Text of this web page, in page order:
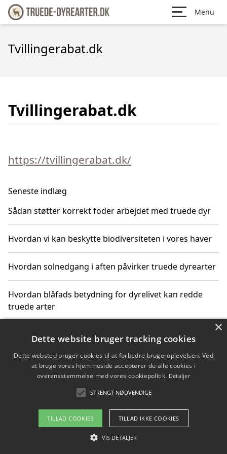
Menu
Tvillingerabat.dk
Tvillingerabat.dk
https://tvillingerabat.dk/
Seneste indlæg
Sådan støtter korrekt foder arbejdet med truede dyr
Hvordan vi kan beskytte biodiversiteten i vores haver
Hvordan solnedgang i aften påvirker truede dyrearter
Hvordan blåfads betydning for dyrelivet kan redde
truede arter
Hvordan kan gaver til unge voksne støtte bevarelsen
Copyright 2026 - Pilanto Aps
Om / kontakt
Blog Betingelser
×
Dette website bruger tracking cookies
Dette websted bruger cookies til at forbedre brugeroplevelsen. Ved
at bruge vores hjemmeside accepterer du alle cookies i
overensstemmelse med vores cookiepolitik. Detaljer
STRENGT NØDVENDIGE
TILLAD COOKIES TILLAD IKKE COOKIES
VIS DETALJER